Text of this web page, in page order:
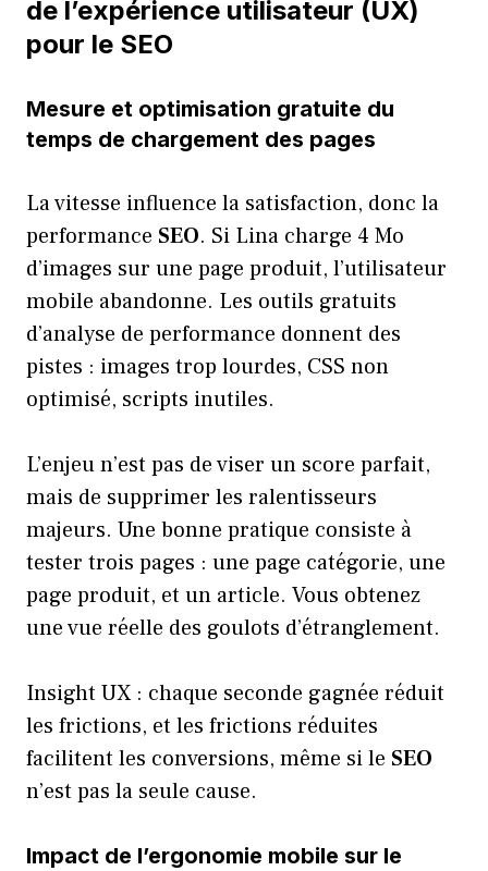
de l’expérience utilisateur (UX)
pour le SEO
Mesure et optimisation gratuite du
temps de chargement des pages
La vitesse influence la satisfaction, donc la
performance SEO. Si Lina charge 4 Mo
d’images sur une page produit, l’utilisateur
mobile abandonne. Les outils gratuits
d’analyse de performance donnent des
pistes : images trop lourdes, CSS non
optimisé, scripts inutiles.
L’enjeu n’est pas de viser un score parfait,
mais de supprimer les ralentisseurs
majeurs. Une bonne pratique consiste à
tester trois pages : une page catégorie, une
page produit, et un article. Vous obtenez
une vue réelle des goulots d’étranglement.
Insight UX : chaque seconde gagnée réduit
les frictions, et les frictions réduites
facilitent les conversions, même si le SEO
n’est pas la seule cause.
Impact de l’ergonomie mobile sur le